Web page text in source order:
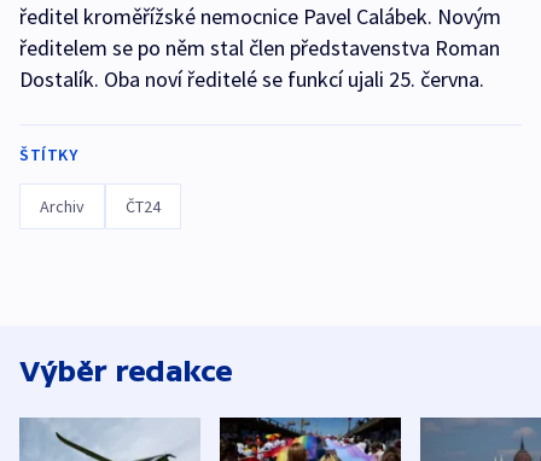
ředitel kroměřížské nemocnice Pavel Calábek. Novým
ředitelem se po něm stal člen představenstva Roman
Dostalík. Oba noví ředitelé se funkcí ujali 25. června.
ŠTÍTKY
Archiv ČT24
Výběr redakce